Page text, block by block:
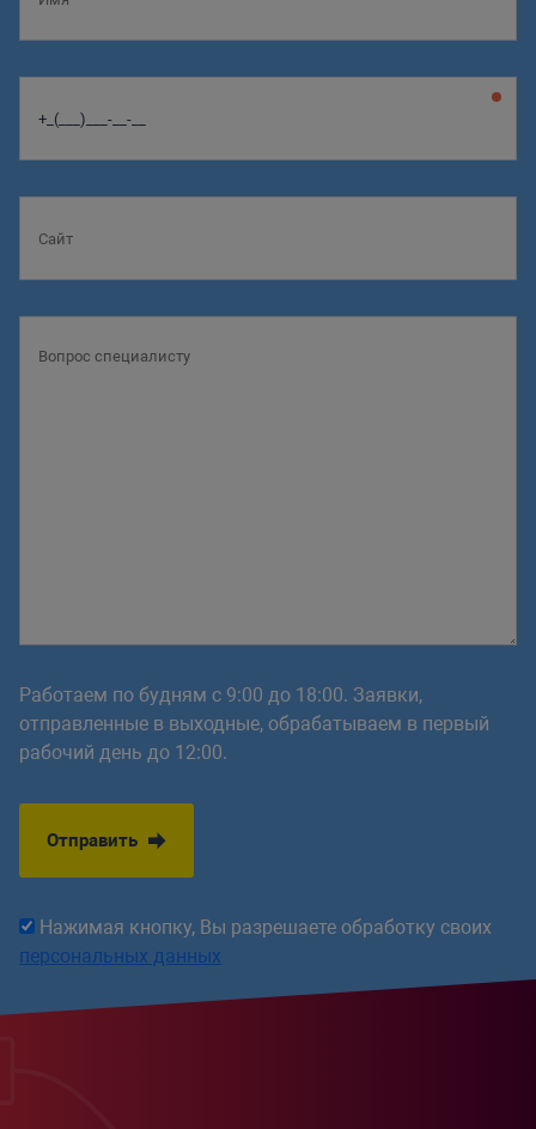
Работаем по будням с 9:00 до 18:00. Заявки,
отправленные в выходные, обрабатываем в первый
рабочий день до 12:00.
Отправить
Нажимая кнопку, Вы разрешаете обработку своих
персональных данных